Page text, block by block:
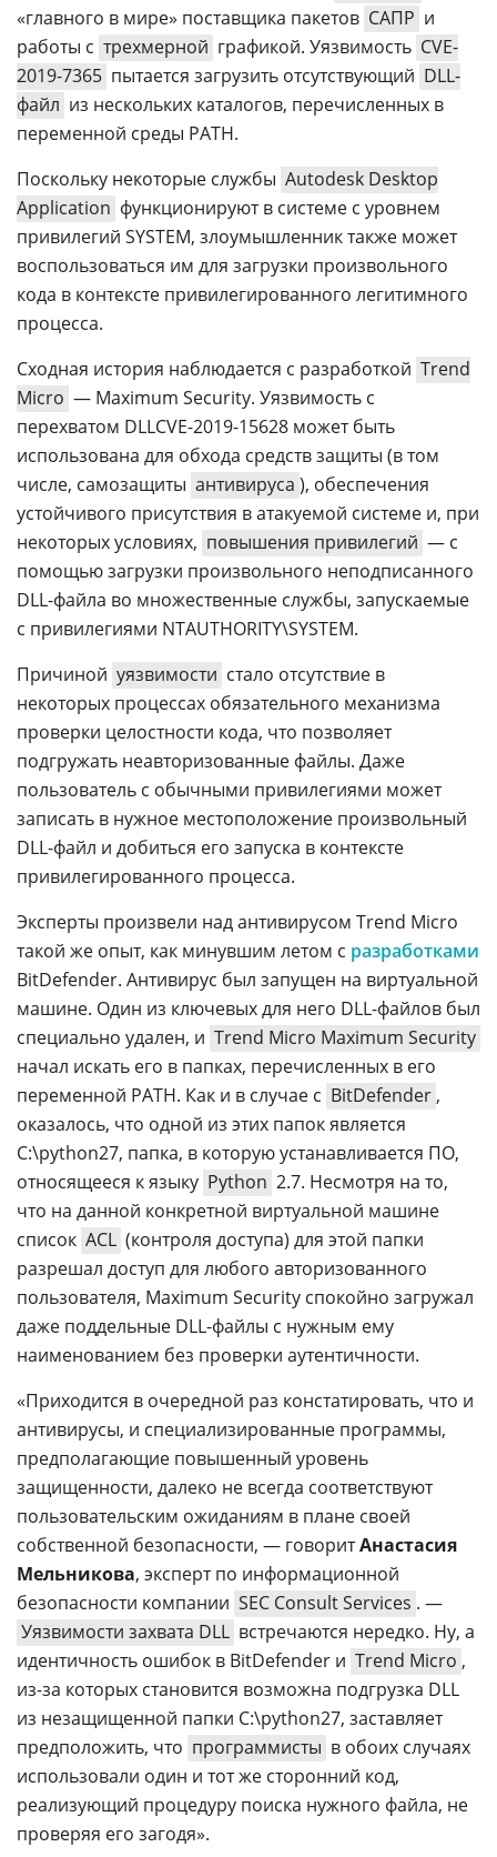
«главного в мире» поставщика пакетов САПР и
работы с трехмерной графикой. Уязвимость CVE-
2019-7365 пытается загрузить отсутствующий DLL-
файл из нескольких каталогов, перечисленных в
переменной среды PATH.
Поскольку некоторые службы Autodesk Desktop
Application функционируют в системе с уровнем
привилегий SYSTEM, злоумышленник также может
воспользоваться им для загрузки произвольного
кода в контексте привилегированного легитимного
процесса.
Сходная история наблюдается с разработкой Trend
Micro — Maximum Security. Уязвимость с
перехватом DLLCVE-2019-15628 может быть
использована для обхода средств защиты (в том
числе, самозащиты антивируса ), обеспечения
устойчивого присутствия в атакуемой системе и, при
некоторых условиях, повышения привилегий — с
помощью загрузки произвольного неподписанного
DLL-файла во множественные службы, запускаемые
с привилегиями NTAUTHORITY\SYSTEM.
Причиной уязвимости стало отсутствие в
некоторых процессах обязательного механизма
проверки целостности кода, что позволяет
подгружать неавторизованные файлы. Даже
пользователь с обычными привилегиями может
записать в нужное местоположение произвольный
DLL-файл и добиться его запуска в контексте
привилегированного процесса.
Эксперты произвели над антивирусом Trend Micro
такой же опыт, как минувшим летом с разработками
BitDefender. Антивирус был запущен на виртуальной
машине. Один из ключевых для него DLL-файлов был
специально удален, и Trend Micro Maximum Security
начал искать его в папках, перечисленных в его
переменной PATH. Как и в случае с BitDefender ,
оказалось, что одной из этих папок является
C:\python27, папка, в которую устанавливается ПО,
относящееся к языку Python 2.7. Несмотря на то,
что на данной конкретной виртуальной машине
список ACL (контроля доступа) для этой папки
разрешал доступ для любого авторизованного
пользователя, Maximum Security спокойно загружал
даже поддельные DLL-файлы с нужным ему
наименованием без проверки аутентичности.
«Приходится в очередной раз констатировать, что и
антивирусы, и специализированные программы,
предполагающие повышенный уровень
защищенности, далеко не всегда соответствуют
пользовательским ожиданиям в плане своей
собственной безопасности, — говоритАнастасия
Мельникова, эксперт по информационной
безопасности компании SEC Consult Services . —
Уязвимости захвата DLL встречаются нередко. Ну, а
идентичность ошибок в BitDefender и Trend Micro ,
из-за которых становится возможна подгрузка DLL
из незащищенной папки C:\python27, заставляет
предположить, что программисты в обоих случаях
использовали один и тот же сторонний код,
реализующий процедуру поиска нужного файла, не
проверяя его загодя».